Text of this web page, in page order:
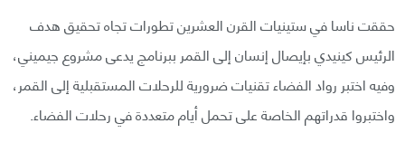
حققت ناسا في ستينيات القرن العشرين تطورات تجاه تحقيق هدف
الرئيس كينيدي بإيصال إنسان إلى القمر ببرنامج يدعى مشروع جيميني،
وفيه اختبر رواد الفضاء تقنيات ضرورية للرحلات المستقبلية إلى القمر،
واختبروا قدراتهم الخاصة على تحمل أيام متعددة في رحلات الفضاء.